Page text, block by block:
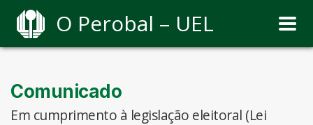
O Perobal – UEL
Comunicado
Em cumprimento à legislação eleitoral (Lei